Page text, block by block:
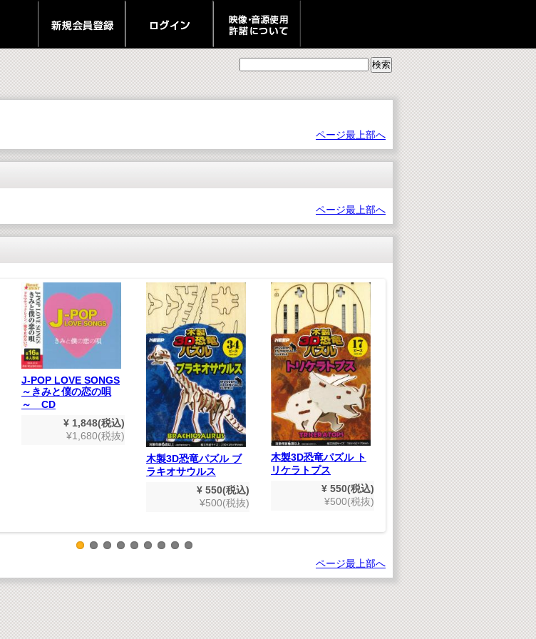
ページ最上部へ
ページ最上部へ
J-POP LOVE SONGS
～きみと僕の恋の唄
～ CD
¥ 1,848(税込)
¥1,680(税抜)
木製3D恐竜パズル ブ
ラキオサウルス
¥ 550(税込)
¥500(税抜)
木製3D恐竜パズル ト
リケラトプス
¥ 550(税込)
¥500(税抜)
たのしいえいごのうた
(デジタルリマスター
版）
¥ 1,980(税込)
¥1,800(税抜)
ら
ページ最上部へ